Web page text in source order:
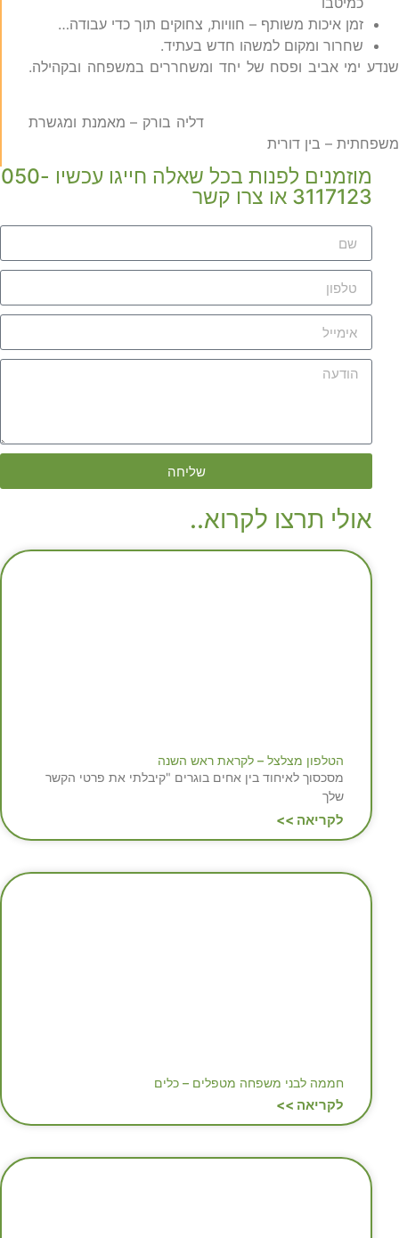
זמן איכות משותף – חוויות, צחוקים תוך כדי עבודה…
שחרור ומקום למשהו חדש בעתיד.
ימי אביב ופסח של יחד ומשחררים במשפחה ובקהילה.
בורק – מאמנת ומגשרת
– בין דורית
מוזמנים לפנות בכל שאלה חייגו עכשיו 050-
3117123 או צרו קשר
שליחה
אולי תרצו לקרוא..
הטלפון מצלצל – לקראת ראש השנה
מסכסוך לאיחוד בין אחים בוגרים "קיבלתי את פרטי הקשר
שלך
לקריאה >>
חממה לבני משפחה מטפלים – כלים
לקריאה >>